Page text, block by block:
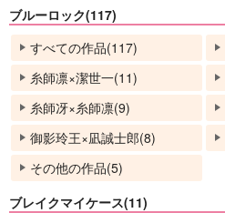
ブルーロック(117)
すべての作品(117)
糸師凛×潔世一(11)
糸師冴×糸師凛(9)
御影玲王×凪誠士郎(8)
その他の作品(5)
ブレイクマイケース(11)